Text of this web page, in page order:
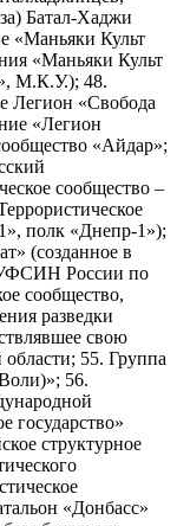
Батал-Хаджи
«Маньяки Культ
«Маньяки Культ
М.К.У.); 48.
Легион «Свобода
«Легион
«Айдар»;
сообщество –
полк «Днепр-1»);
(созданное в
России по
сообщество,
разведки
свою
области; 55. Группа
56.
государство»
структурное
«Донбасс»